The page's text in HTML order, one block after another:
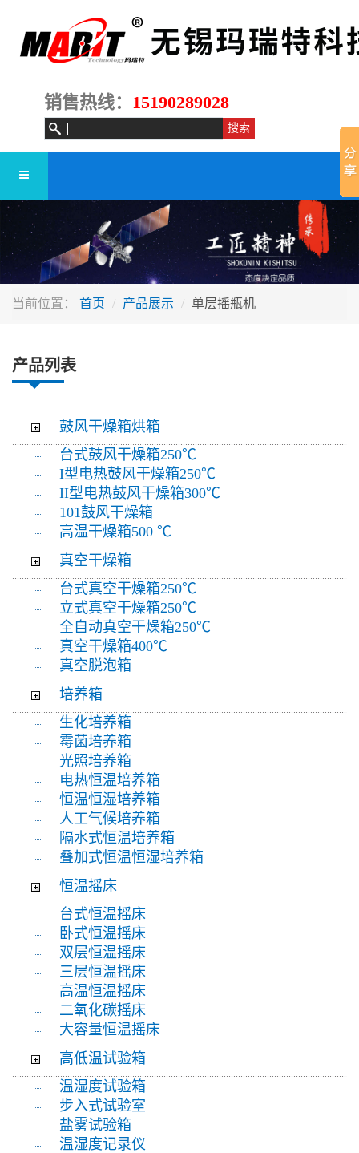
销售热线： 15190289028
当前位置： 首页 产品展示 单层摇瓶机
产品列表
鼓风干燥箱烘箱
台式鼓风干燥箱250℃
I型电热鼓风干燥箱250℃
II型电热鼓风干燥箱300℃
101鼓风干燥箱
高温干燥箱500 ℃
真空干燥箱
台式真空干燥箱250℃
立式真空干燥箱250℃
全自动真空干燥箱250℃
真空干燥箱400℃
真空脱泡箱
培养箱
生化培养箱
霉菌培养箱
光照培养箱
电热恒温培养箱
恒温恒湿培养箱
人工气候培养箱
隔水式恒温培养箱
叠加式恒温恒湿培养箱
恒温摇床
台式恒温摇床
卧式恒温摇床
双层恒温摇床
三层恒温摇床
高温恒温摇床
二氧化碳摇床
大容量恒温摇床
高低温试验箱
温湿度试验箱
步入式试验室
盐雾试验箱
温湿度记录仪